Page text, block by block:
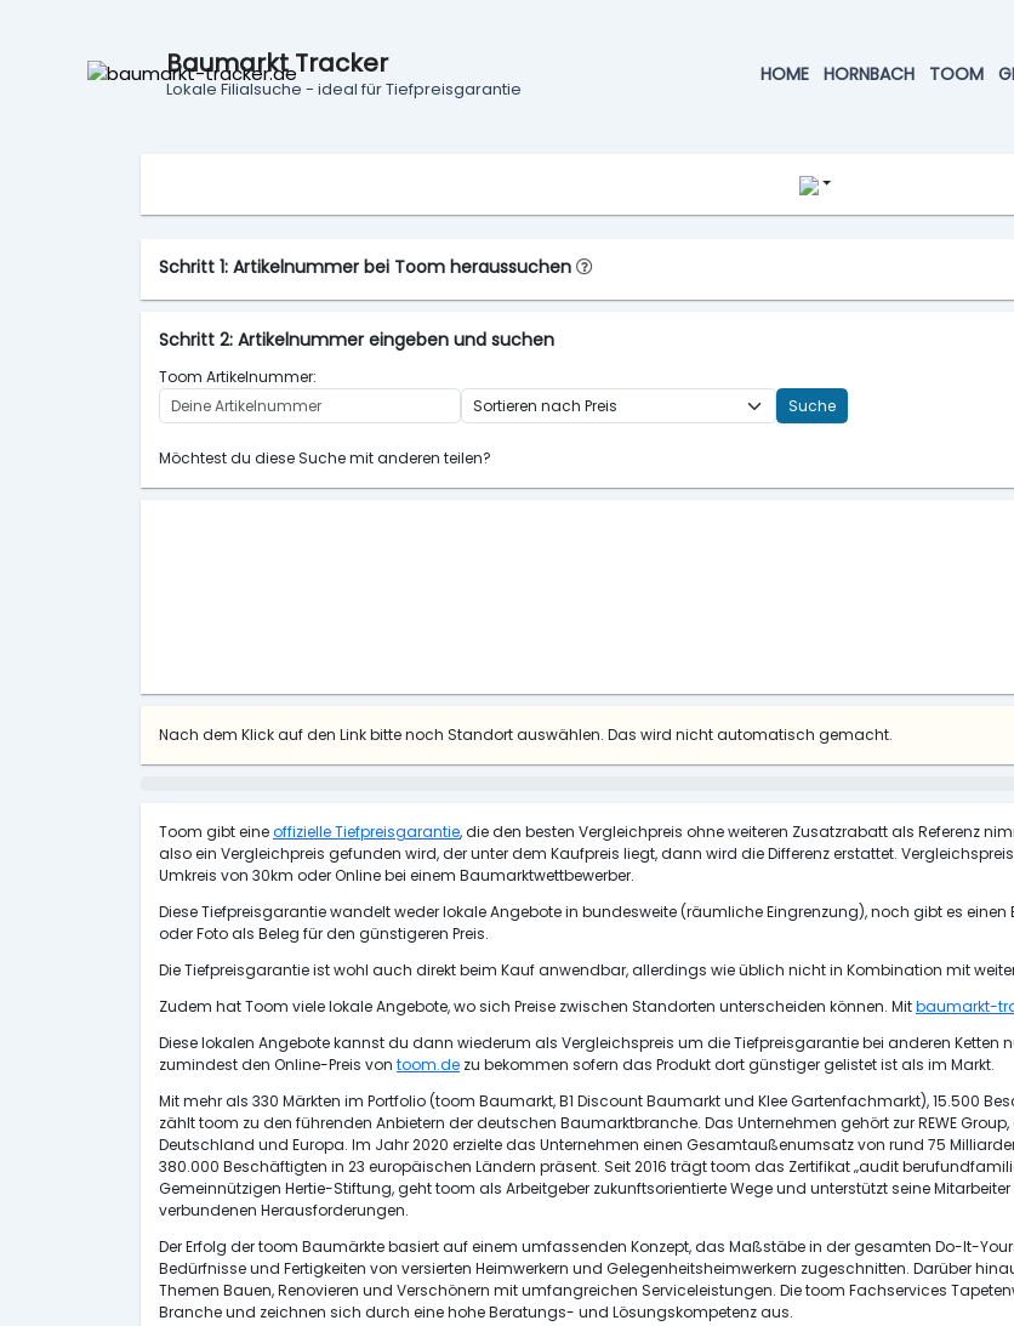
Baumarkt Tracker
Lokale Filialsuche - ideal für Tiefpreisgarantie
HOME HORNBACH TOOM
Schritt 1: Artikelnummer bei Toom heraussuchen
Schritt 2: Artikelnummer eingeben und suchen
Toom Artikelnummer:
Suche
Möchtest du diese Suche mit anderen teilen?
Nach dem Klick auf den Link bitte noch Standort auswählen. Das wird nicht automatisch gemacht.
Toom gibt eineoffizielle Tiefpreisgarantie, die den besten Vergleichpreis ohne weiteren Zusatzrabatt als Referenz
also ein Vergleichpreis gefunden wird, der unter dem Kaufpreis liegt, dann wird die Differenz erstattet.
Umkreis von 30km oder Online bei einem Baumarktwettbewerber.
Diese Tiefpreisgarantie wandelt weder lokale Angebote in bundesweite (räumliche Eingrenzung), noch gibt es
oder Foto als Beleg für den günstigeren Preis.
Die Tiefpreisgarantie ist wohl auch direkt beim Kauf anwendbar, allerdings wie üblich nicht in Kombination mit
Zudem hat Toom viele lokale Angebote, wo sich Preise zwischen Standorten unterscheiden können. Mitbaumarkt-
Diese lokalen Angebote kannst du dann wiederum als Vergleichspreis um die Tiefpreisgarantie bei anderen
zumindest den Online-Preis von toom.de zu bekommen sofern das Produkt dort günstiger gelistet ist als im Markt.
Mit mehr als 330 Märkten im Portfolio (toom Baumarkt, B1 Discount Baumarkt und Klee Gartenfachmarkt), 15.500
zählt toom zu den führenden Anbietern der deutschen Baumarktbranche. Das Unternehmen gehört zur REWE
Deutschland und Europa. Im Jahr 2020 erzielte das Unternehmen einen Gesamtaußenumsatz von rund 75
380.000 Beschäftigten in 23 europäischen Ländern präsent. Seit 2016 trägt toom das Zertifikat „audit
Gemeinnützigen Hertie-Stiftung, geht toom als Arbeitgeber zukunftsorientierte Wege und unterstützt seine
verbundenen Herausforderungen.
Der Erfolg der toom Baumärkte basiert auf einem umfassenden Konzept, das Maßstäbe in der gesamten Do-It-
Bedürfnisse und Fertigkeiten von versierten Heimwerkern und Gelegenheitsheimwerkern zugeschnitten. Darüber
Themen Bauen, Renovieren und Verschönern mit umfangreichen Serviceleistungen. Die toom Fachservices
Branche und zeichnen sich durch eine hohe Beratungs- und Lösungskompetenz aus.